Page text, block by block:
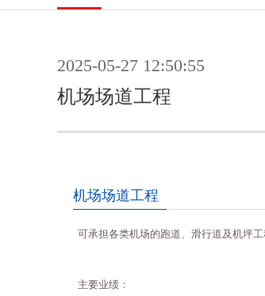
2025-05-27 12:50:55
机场场道工程
机场场道工程
可承担各类机场的跑道、滑行道及机坪
主要业绩：